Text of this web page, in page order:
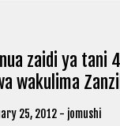
zaidi ya tani
wakulima
25, 2012 - jomushi